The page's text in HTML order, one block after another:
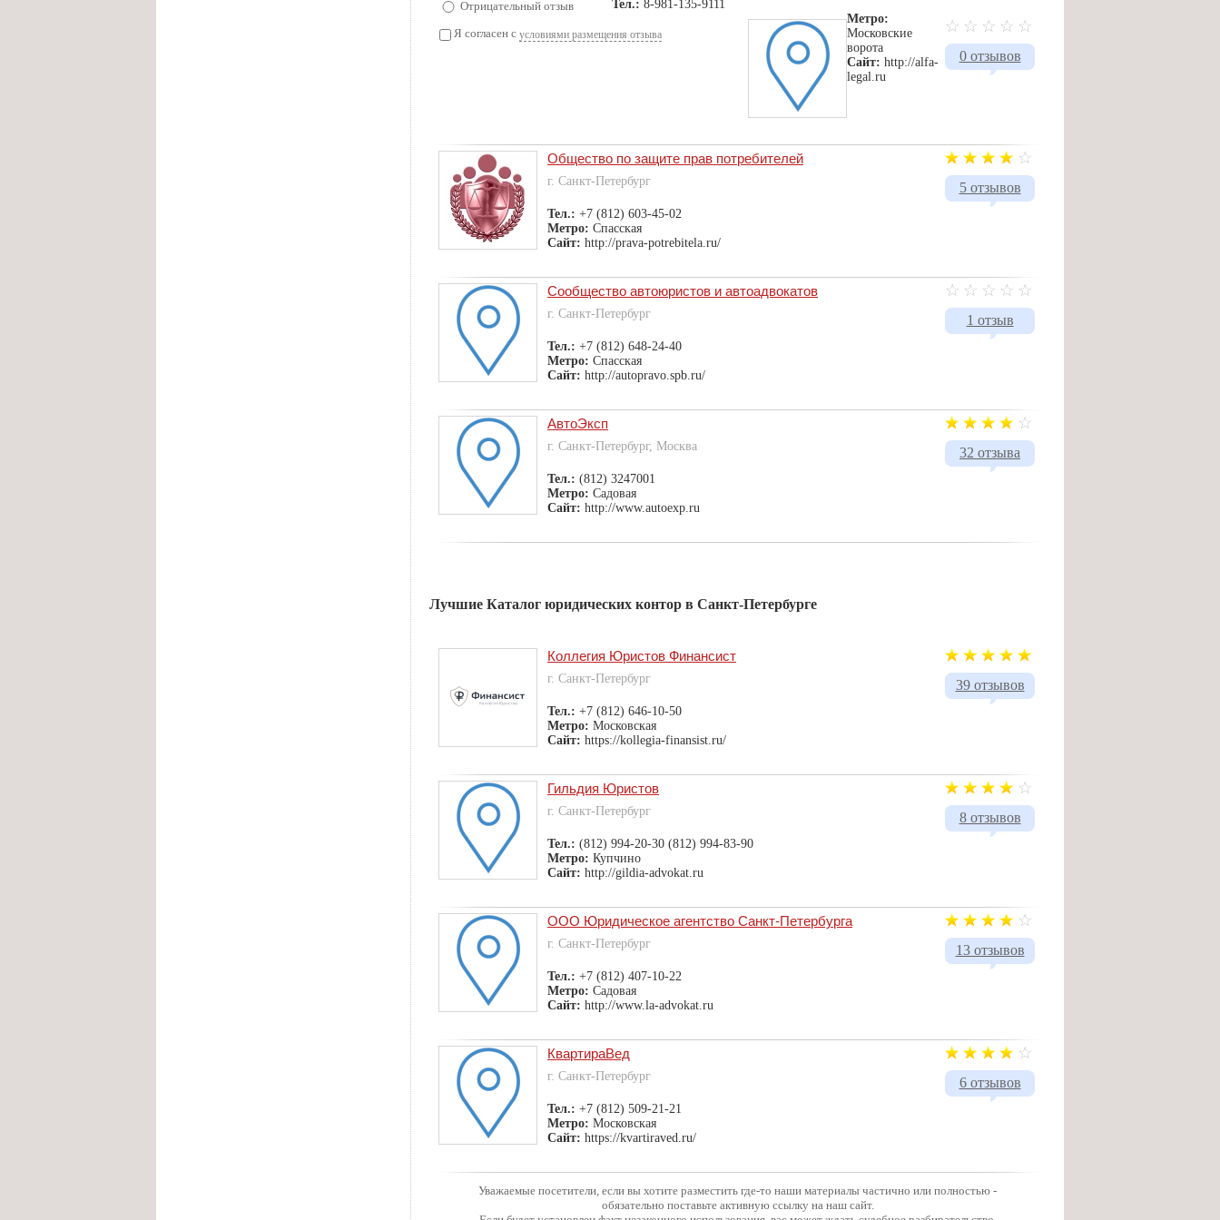
Отрицательный отзыв
Я согласен с условиями размещения отзыва
0 отзывов
Тел.: 8-981-135-9111
Метро:
Московские
ворота
Сайт: http://alfa-
legal.ru
5 отзывов
Общество по защите прав потребителей
г. Санкт-Петербург
Тел.: +7 (812) 603-45-02
Метро: Спасская
Сайт: http://prava-potrebitela.ru/
1 отзыв
Сообщество автоюристов и автоадвокатов
г. Санкт-Петербург
Тел.: +7 (812) 648-24-40
Метро: Спасская
Сайт: http://autopravo.spb.ru/
32 отзыва
АвтоЭксп
г. Санкт-Петербург, Москва
Тел.: (812) 3247001
Метро: Садовая
Сайт: http://www.autoexp.ru
Лучшие Каталог юридических контор в Санкт-Петербурге
39 отзывов
Коллегия Юристов Финансист
г. Санкт-Петербург
Тел.: +7 (812) 646-10-50
Метро: Московская
Сайт: https://kollegia-finansist.ru/
8 отзывов
Гильдия Юристов
г. Санкт-Петербург
Тел.: (812) 994-20-30 (812) 994-83-90
Метро: Купчино
Сайт: http://gildia-advokat.ru
13 отзывов
ООО Юридическое агентство Санкт-Петербурга
г. Санкт-Петербург
Тел.: +7 (812) 407-10-22
Метро: Садовая
Сайт: http://www.la-advokat.ru
6 отзывов
КвартираВед
г. Санкт-Петербург
Тел.: +7 (812) 509-21-21
Метро: Московская
Сайт: https://kvartiraved.ru/
Уважаемые посетители, если вы хотите разместить где-то наши материалы частично или полностью -
обязательно поставьте активную ссылку на наш сайт.